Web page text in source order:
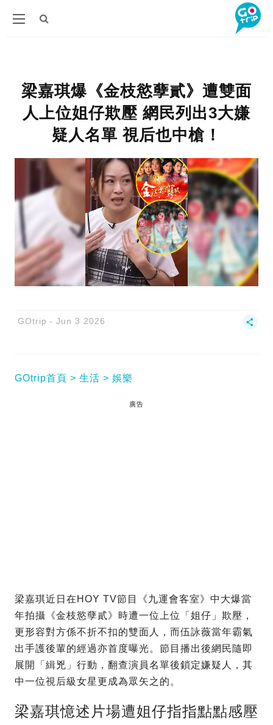
梁嘉琪爆《金枝慾孽貳》遭雙面
人上位姐仔欺壓 網民列出3大嫌
疑人名單 視后也中槍！
GOtrip Jun 3 2026
GOtrip首頁 生活 娛樂
廣告
梁嘉琪近日在HOY TV節目《九運會客室》中大爆當
年拍攝《金枝慾孽貳》時遭一位上位「姐仔」欺壓，
更形容對方係不折不扣的雙面人，而伍詠薇當年霸氣
出手護後輩的經過亦首度曝光。節目播出後網民隨即
展開「緝兇」行動，翻查演員名單後鎖定嫌疑人，其
中一位視后級女星更成為眾矢之的。
梁嘉琪憶述片場遭姐仔指指點點感壓